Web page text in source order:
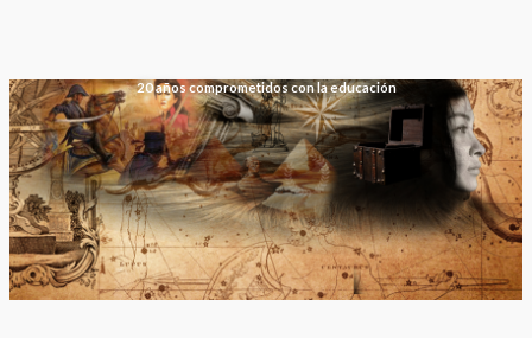
20 años comprometidos con la educación